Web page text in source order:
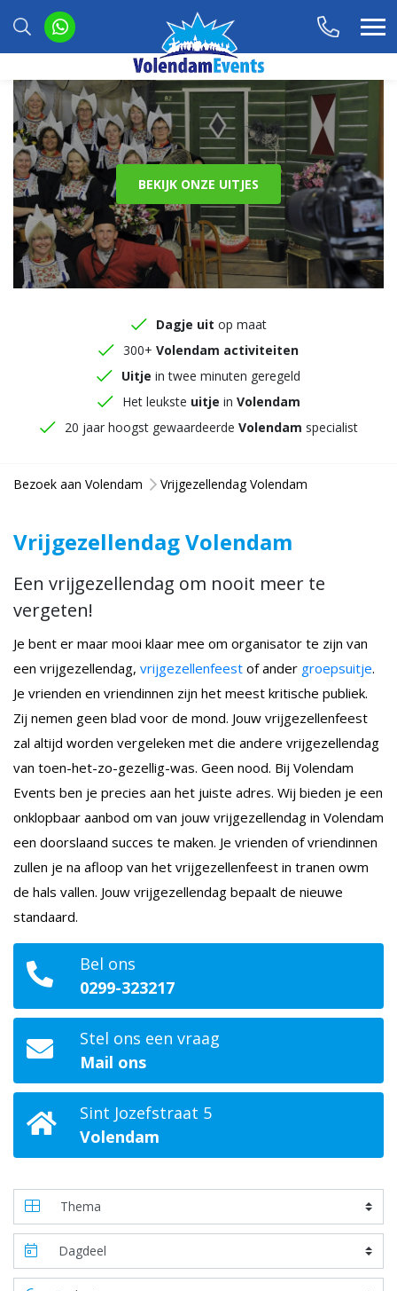
BEKIJK ONZE UITJES
Dagje uit op maat
300+ Volendam activiteiten
Uitje in twee minuten geregeld
Het leukste uitje in Volendam
20 jaar hoogst gewaardeerde Volendam specialist
Bezoek aan Volendam Vrijgezellendag Volendam
Bel ons
0299-323217
Stel ons een vraag
Mail ons
Sint Jozefstraat 5
Volendam
Vrijgezellendag Volendam
Een vrijgezellendag om nooit meer te
vergeten!
Je bent er maar mooi klaar mee om organisator te zijn van
een vrijgezellendag, vrijgezellenfeest of ander groepsuitje.
Je vrienden en vriendinnen zijn het meest kritische publiek.
Zij nemen geen blad voor de mond. Jouw vrijgezellenfeest
zal altijd worden vergeleken met die andere vrijgezellendag
van toen-het-zo-gezellig-was. Geen nood. Bij Volendam
Events ben je precies aan het juiste adres. Wij bieden je een
onklopbaar aanbod om van jouw vrijgezellendag in Volendam
een doorslaand succes te maken. Je vrienden of vriendinnen
zullen je na afloop van het vrijgezellenfeest in tranen owm
de hals vallen. Jouw vrijgezellendag bepaalt de nieuwe
standaard.